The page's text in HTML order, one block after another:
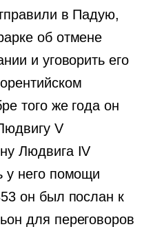
в Падую,
об отмене
и уговорить его
того же года он
V
Людвига IV
у него помощи
он был послан к
для переговоров